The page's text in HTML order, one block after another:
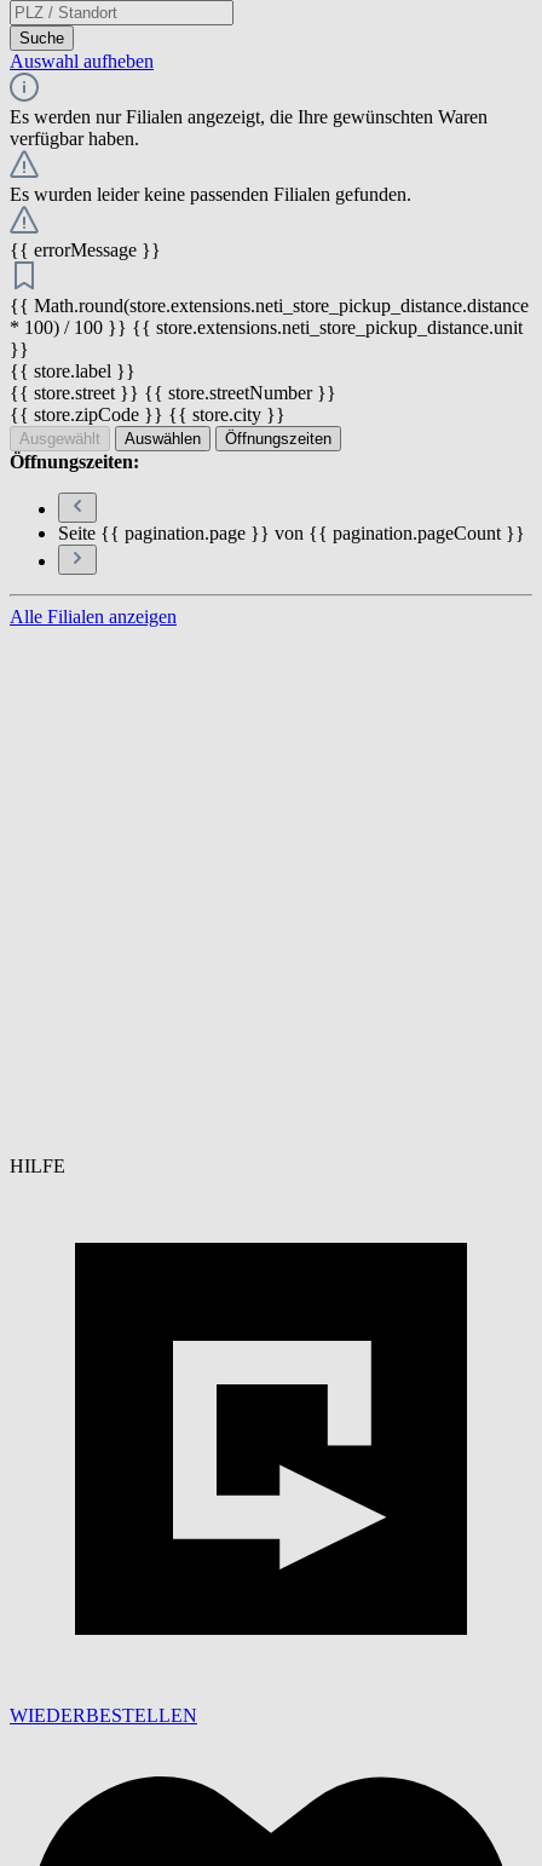
Suche
Auswahl aufheben
Es werden nur Filialen angezeigt, die Ihre gewünschten Waren
verfügbar haben.
Es wurden leider keine passenden Filialen gefunden.
{{ errorMessage }}
{{ Math.round(store.extensions.neti_store_pickup_distance.distance
* 100) / 100 }} {{ store.extensions.neti_store_pickup_distance.unit
}}
{{ store.label }}
{{ store.street }} {{ store.streetNumber }}
{{ store.zipCode }} {{ store.city }}
Ausgewählt Auswählen Öffnungszeiten
Öffnungszeiten:
Seite {{ pagination.page }} von {{ pagination.pageCount }}
Alle Filialen anzeigen
HILFE
WIEDERBESTELLEN